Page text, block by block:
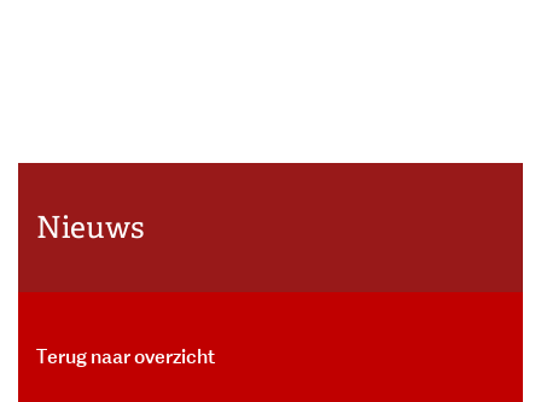
Nieuws
Terug naar overzicht